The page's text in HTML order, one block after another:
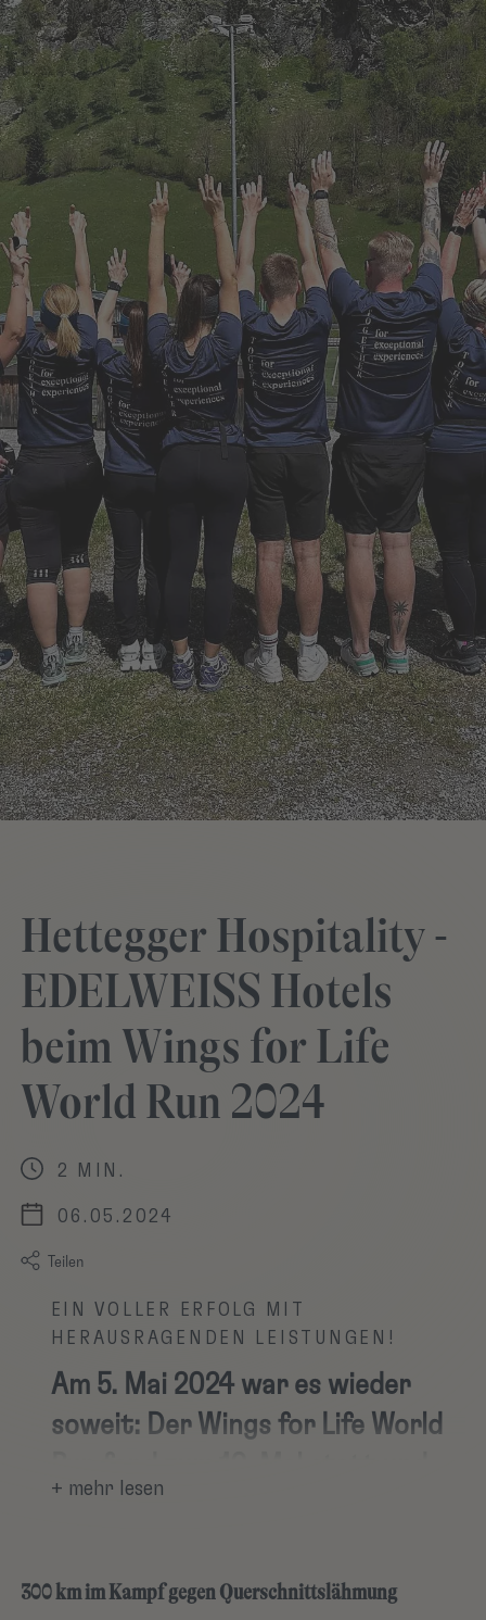
Hettegger Hospitality -
EDELWEISS Hotels
beim Wings for Life
World Run 2024
2 MIN.
06.05.2024
Teilen
EIN VOLLER ERFOLG MIT
HERAUSRAGENDEN LEISTUNGEN!
Am 5. Mai 2024 war es wieder
soweit: Der Wings for Life World
Hettegger Hospitality -
dabei! Mit einer großartigen
+ mehr lesen
300 km im Kampf gegen Querschnittslähmung